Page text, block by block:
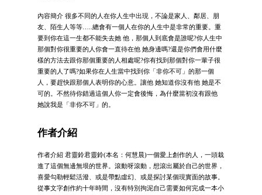
內容簡介 很多不同的人在你人生中出現，不論是家人、鄰居、朋
友、陌生人等等…..總會有一個人在你的人生中是非常的重要。重
要到你在這一生都不能失去她 他，那個人到底會是誰呢?你人生中
那個對你很重要的人你會一直待在他 她身邊嗎?還是你們會用什麼
樣的方法去跟你那個重要的人相處呢?你有找到那個對你一輩子很
重要的人了嗎?如果你在人生當中找到你「非你不可」的那一個
人，要趕快跟那個人表明你的心意。讓他 她知道你沒有他 她是不
可的。不然待你錯過這個人你一定會後悔，為什麼當初沒有跟他
她說我是「非你不可」的。
作者介紹
作者介紹 君靈鈴君靈鈴(本名：何慧晨)一個愛上創作的人，一頭栽
進了這個無邊無垠的世界。滾動呀滾動，想滾出屬於自己的世界，
喜愛勾勒輕鬆活潑、或是帶點虛幻、或是探討某個現實面的故事。
從事文字創作約十年時間，沒有特別拘泥自己需要如何完成一本小